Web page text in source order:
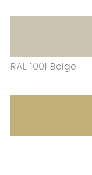
RAL 1001 Beige